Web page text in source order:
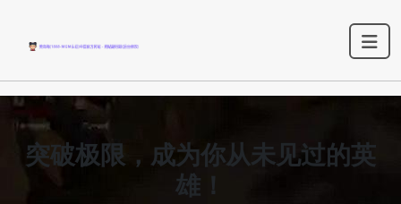
突破极限，成为你从未见过的英
雄！